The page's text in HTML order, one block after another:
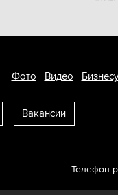
Фото Видео
Вакансии
Телефон